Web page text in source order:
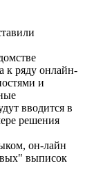
к ряду онлайн-
и
вводится в
решения
он-лайн
выписок